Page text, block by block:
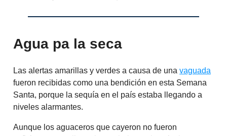
Agua pa la seca
Las alertas amarillas y verdes a causa de una vaguada
fueron recibidas como una bendición en esta Semana
Santa, porque la sequía en el país estaba llegando a
niveles alarmantes.
Aunque los aguaceros que cayeron no fueron